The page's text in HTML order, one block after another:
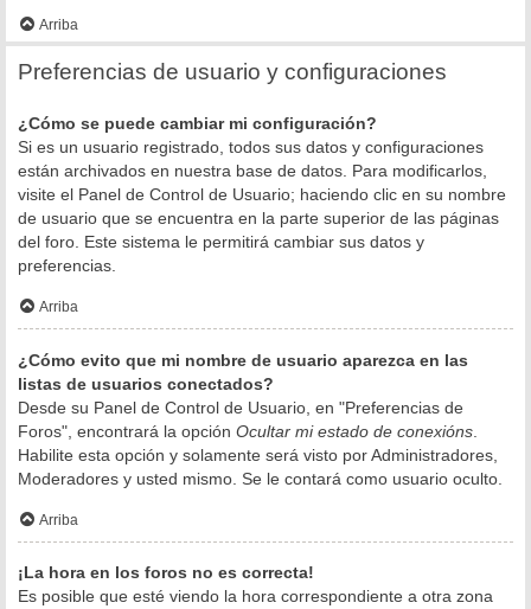
Arriba
Preferencias de usuario y configuraciones
¿Cómo se puede cambiar mi configuración?
Si es un usuario registrado, todos sus datos y configuraciones
están archivados en nuestra base de datos. Para modificarlos,
visite el Panel de Control de Usuario; haciendo clic en su nombre
de usuario que se encuentra en la parte superior de las páginas
del foro. Este sistema le permitirá cambiar sus datos y
preferencias.
Arriba
¿Cómo evito que mi nombre de usuario aparezca en las
listas de usuarios conectados?
Desde su Panel de Control de Usuario, en "Preferencias de
Foros", encontrará la opción Ocultar mi estado de conexións
Habilite esta opción y solamente será visto por Administradores,
Moderadores y usted mismo. Se le contará como usuario oculto.
Arriba
¡La hora en los foros no es correcta!
Es posible que esté viendo la hora correspondiente a otra zona